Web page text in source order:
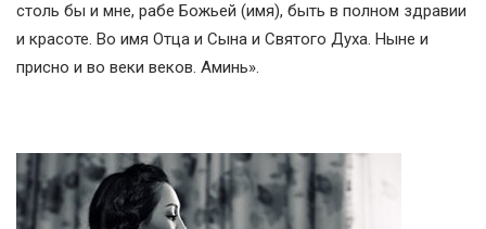
столь бы и мне, рабе Божьей (имя), быть в полном здравии
и красоте. Во имя Отца и Сына и Святого Духа. Ныне и
присно и во веки веков. Аминь».